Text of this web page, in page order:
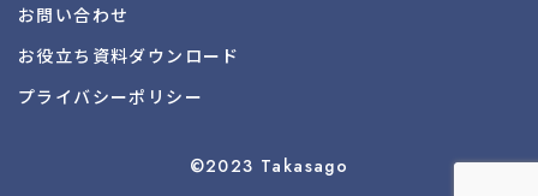
©2023 Takasago
お問い合わせ
お役立ち資料ダウンロード
プライバシーポリシー